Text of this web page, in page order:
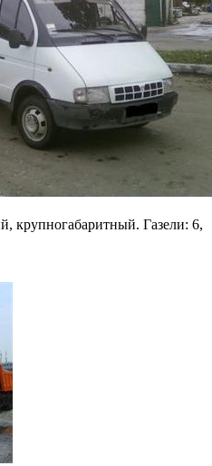
крупногабаритный. Газели: 6,